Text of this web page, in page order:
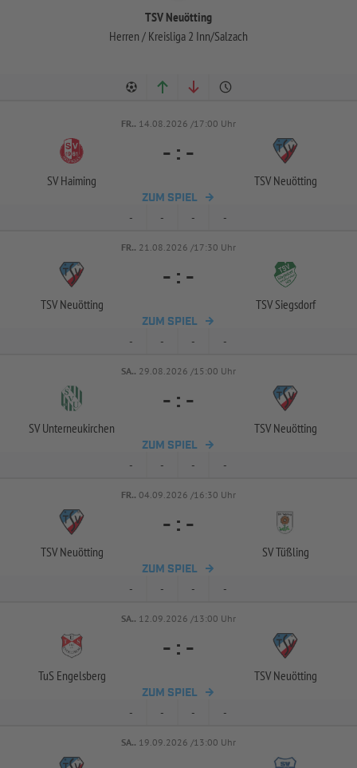
TSV Neuötting
Herren / Kreisliga 2 Inn/Salzach
FR.. 14.08.2026 /17:00 Uhr
SV Haiming
- : -
TSV Neuötting
ZUM SPIEL
- - - -
FR.. 21.08.2026 /17:30 Uhr
TSV Neuötting
- : -
TSV Siegsdorf
ZUM SPIEL
- - - -
SA.. 29.08.2026 /15:00 Uhr
SV Unterneukirchen
- : -
TSV Neuötting
ZUM SPIEL
- - - -
FR.. 04.09.2026 /16:30 Uhr
TSV Neuötting
- : -
SV Tüßling
ZUM SPIEL
- - - -
SA.. 12.09.2026 /13:00 Uhr
TuS Engelsberg
- : -
TSV Neuötting
ZUM SPIEL
- - - -
SA.. 19.09.2026 /13:00 Uhr